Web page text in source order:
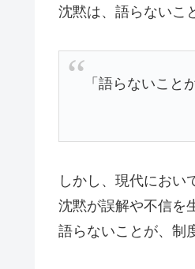
沈黙は、語らないこ
「語らないこと
しかし、現代におい
沈黙が誤解や不信を
語らないことが、制